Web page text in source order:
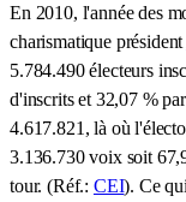
En 2010, l'année des
charismatique président
5.784.490 électeurs
d'inscrits et 32,07 %
4.617.821, là où
3.136.730 voix soit
tour. (Réf.: CEI). Ce